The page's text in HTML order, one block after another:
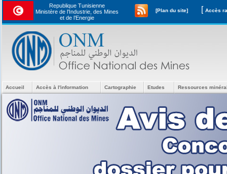
Republique Tunisienne
Ministère de l'Industrie, des Mines
et de l’Energie
[Plan du site] [
Accueil Accès à l'information Cartographie Etudes Ressources